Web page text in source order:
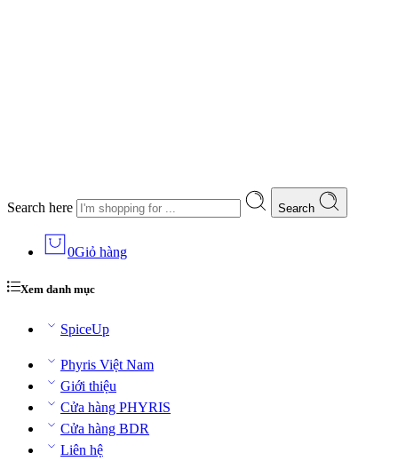
Search here Search
0Giỏ hàng
Xem danh mục
SpiceUp
Phyris Việt Nam
Giới thiệu
Cửa hàng PHYRIS
Cửa hàng BDR
Liên hệ